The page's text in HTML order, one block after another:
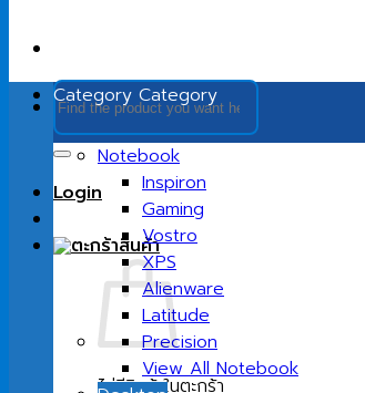
ค้นหา:
Login
ไม่มีสินค้าในตะกร้า
Category Category
Notebook
Inspiron
Gaming
Vostro
XPS
Alienware
Latitude
Precision
View All Notebook